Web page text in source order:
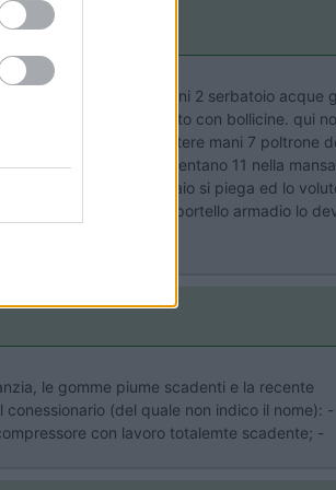
ci posso mettere mani 2 serbatoio acque
4 rivestimento sotto tetto con bollicine. qui
qui non ci posso mettere mani 7 poltrone
le viti del boiler si allentano 11 nella
surpergiu 50 kl.il telaio si piega ed lo
volete si smonta. 15 sportello armadio lo
le gomme piume scadenti e la recente
(del quale non indico il nome): -
con lavoro totalemte scadente; -